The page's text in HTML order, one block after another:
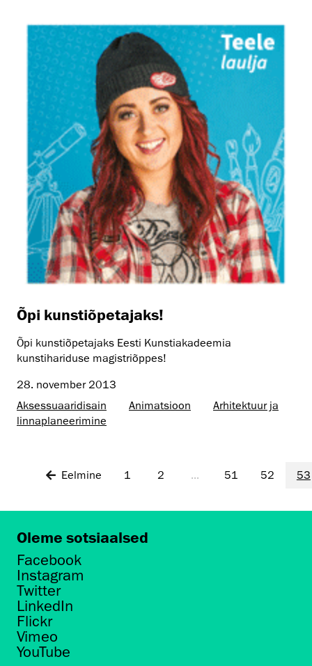
Õpi kunstiõpetajaks!
Õpi kunstiõpetajaks Eesti Kunstiakadeemia
kunstihariduse magistriõppes!
28. november 2013
Aksessuaaridisain
Animatsioon
Arhitektuur ja
linnaplaneerimine
Eelmine 1 2 ... 51 52 53
Oleme sotsiaalsed
Facebook
Instagram
Twitter
LinkedIn
Flickr
Vimeo
YouTube